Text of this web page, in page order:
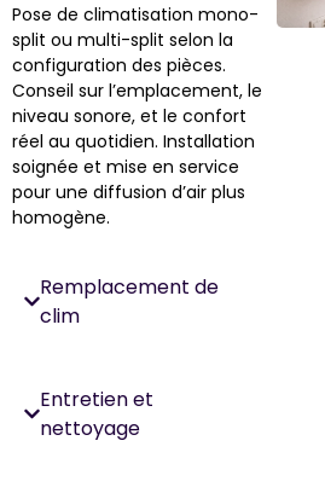
Pose de climatisation mono-
split ou multi-split selon la
configuration des pièces.
Conseil sur l’emplacement, le
niveau sonore, et le confort
réel au quotidien. Installation
soignée et mise en service
pour une diffusion d’air plus
homogène.
Remplacement de
clim
Entretien et
nettoyage